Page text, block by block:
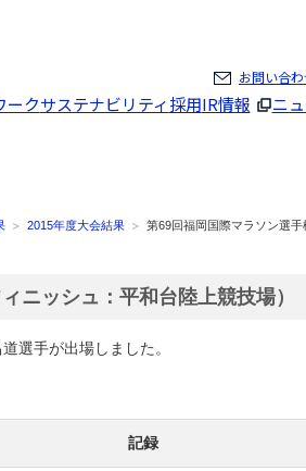
ークサステナビリティ採用IR情報 ニ
お問い合
2015年度大会結果 第69回福岡国際マラソン選手
ニッシュ：平和台陸上競技場）
選手が出場しました。
記録